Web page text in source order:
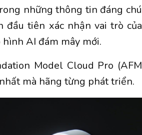
những thông tin đáng chú
tiên xác nhận vai trò của
AI đám mây mới.
Model Cloud Pro (AFM
mà hãng từng phát triển.